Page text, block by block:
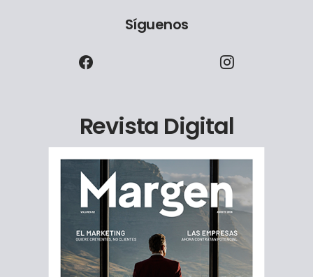
Síguenos
Revista Digital